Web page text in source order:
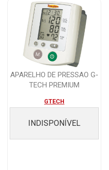
APARELHO DE PRESSAO G-
TECH PREMIUM
GTECH
INDISPONÍVEL